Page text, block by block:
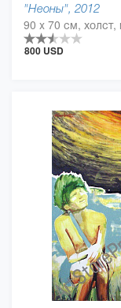
"Неоны", 2012
90 x 70 см,
800 USD